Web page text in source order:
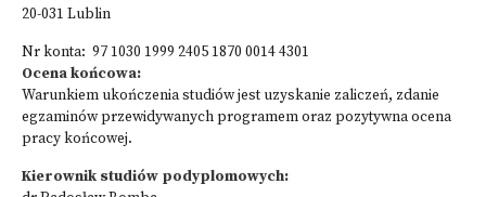
20-031 Lublin
Nr konta: 97 1030 1999 2405 1870 0014 4301
Ocena końcowa:
Warunkiem ukończenia studiów jest uzyskanie zaliczeń, zdanie
egzaminów przewidywanych programem oraz pozytywna ocena
pracy końcowej.
Kierownik studiów podyplomowych: